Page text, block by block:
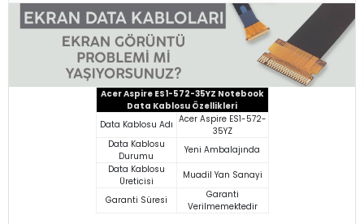
Acer Aspire ES1-572-35YZ Notebook
Data Kablosu Özellikleri
Data Kablosu Adı Acer Aspire ES1-572-
35YZ
Data Kablosu
Durumu
Yeni Ambalajında
Data Kablosu
Üreticisi
Muadil Yan Sanayi
Garanti Süresi
Garanti
Verilmemektedir